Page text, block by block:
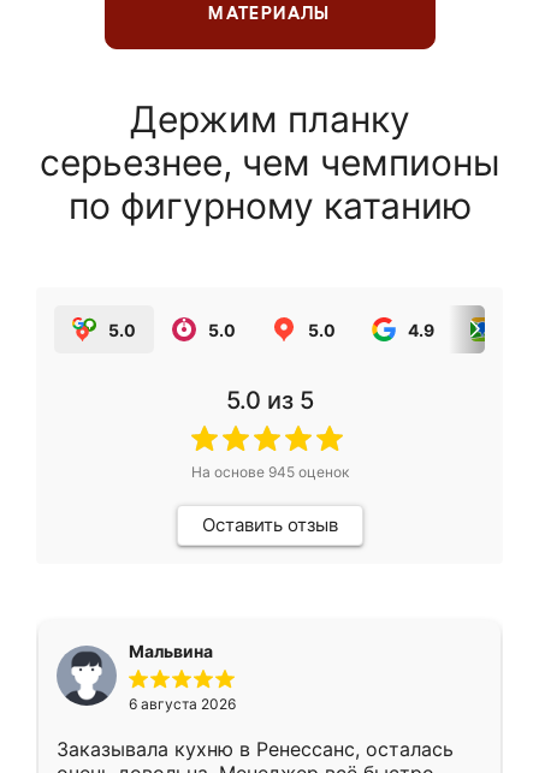
МАТЕРИАЛЫ
Держим планку
серьезнее, чем чемпионы
по фигурному катанию
5.0 5.0 5.0 4.9
5.0 из 5
На основе 945оценок
Оставить отзыв
Мальвина
6 августа 2026
Заказывала кухню в Ренессанс, осталась